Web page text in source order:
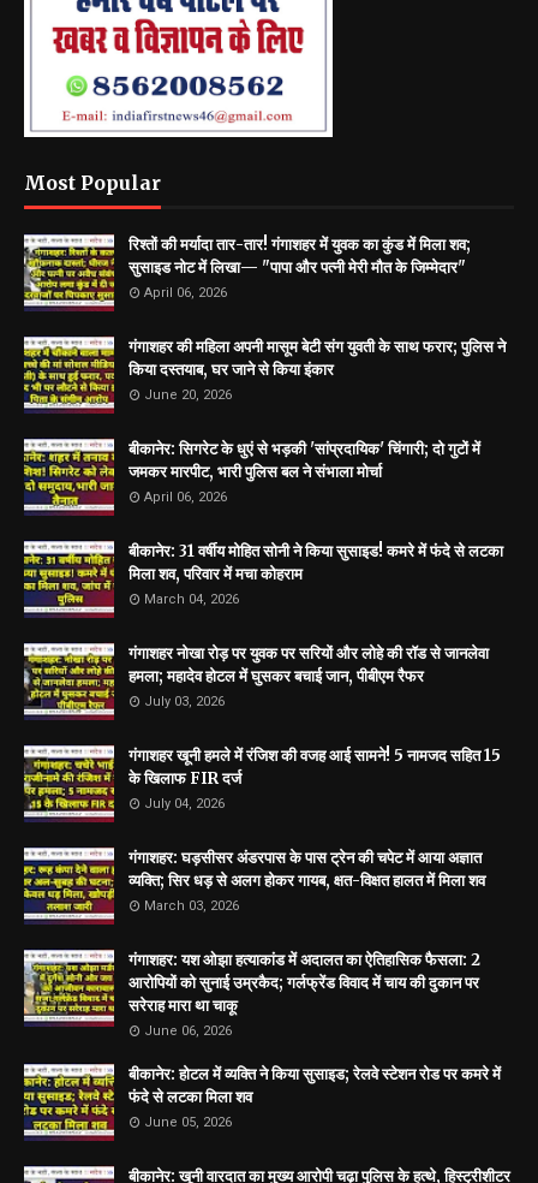
Most Popular
रिश्तों की मर्यादा तार-तार! गंगाशहर में युवक का कुंड में मिला शव;
सुसाइड नोट में लिखा— "पापा और पत्नी मेरी मौत के जिम्मेदार"
April 06, 2026
गंगाशहर की महिला अपनी मासूम बेटी संग युवती के साथ फरार; पुलिस ने
किया दस्तयाब, घर जाने से किया इंकार
June 20, 2026
बीकानेर: सिगरेट के धुएं से भड़की 'सांप्रदायिक' चिंगारी; दो गुटों में
जमकर मारपीट, भारी पुलिस बल ने संभाला मोर्चा
April 06, 2026
बीकानेर: 31 वर्षीय मोहित सोनी ने किया सुसाइड! कमरे में फंदे से लटका
मिला शव, परिवार में मचा कोहराम
March 04, 2026
गंगाशहर नोखा रोड़ पर युवक पर सरियों और लोहे की रॉड से जानलेवा
हमला; महादेव होटल में घुसकर बचाई जान, पीबीएम रैफर
July 03, 2026
गंगाशहर खूनी हमले में रंजिश की वजह आई सामने! 5 नामजद सहित 15
के खिलाफ FIR दर्ज
July 04, 2026
गंगाशहर: घड़सीसर अंडरपास के पास ट्रेन की चपेट में आया अज्ञात
व्यक्ति; सिर धड़ से अलग होकर गायब, क्षत-विक्षत हालत में मिला शव
March 03, 2026
गंगाशहर: यश ओझा हत्याकांड में अदालत का ऐतिहासिक फैसला: 2
आरोपियों को सुनाई उम्रकैद; गर्लफ्रेंड विवाद में चाय की दुकान पर
सरेराह मारा था चाकू
June 06, 2026
बीकानेर: होटल में व्यक्ति ने किया सुसाइड; रेलवे स्टेशन रोड पर कमरे में
फंदे से लटका मिला शव
June 05, 2026
बीकानेर: खूनी वारदात का मुख्य आरोपी चढ़ा पुलिस के हत्थे, हिस्ट्रीशीटर